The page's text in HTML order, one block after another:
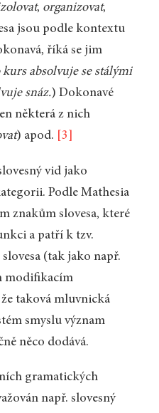
, organizovat,
jsou podle kontextu
říká se jim
kurs absolvuje se stálými
snáz.) Dokonavé
některá z nich
) apod. [3]
vid jako
Podle Mathesia
znakům slovesa, které
a patří k tzv.
(tak jako např.
modifikacím
taková mluvnická
smyslu význam
něco dodává.
gramatických
např. slovesný